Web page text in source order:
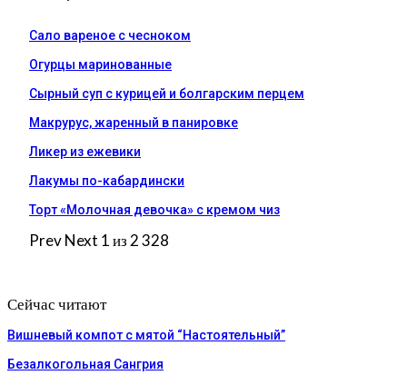
Сало вареное с чесноком
Огурцы маринованные
Сырный суп с курицей и болгарским перцем
Макрурус, жаренный в панировке
Ликер из ежевики
Лакумы по-кабардински
Торт «Молочная девочка» с кремом чиз
PrevNext 1 из 2 328
Сейчас читают
Вишневый компот с мятой “Настоятельный”
Безалкогольная Сангрия